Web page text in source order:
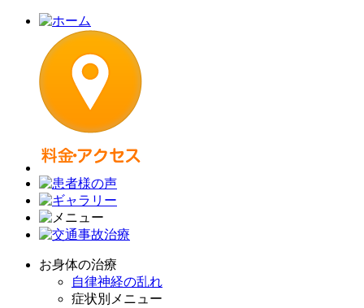
お身体の治療
自律神経の乱れ
症状別メニュー